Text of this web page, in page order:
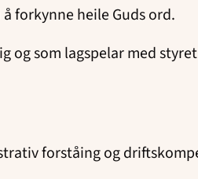
forkynne heile Guds ord.
og som lagspelar med
forståing og